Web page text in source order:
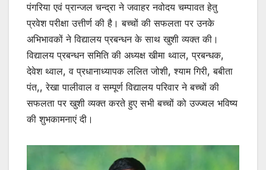
पंगरिया एवं प्रान्जल चन्द्रा ने जवाहर नवोदय चम्पावत हेतु
प्रवेश परीक्षा उत्तीर्ण की है। बच्चों की सफलता पर उनके
अभिभावकों ने विद्यालय प्रबन्धन के साथ खुशी व्यक्त की।
विद्यालय प्रबन्धन समिति की अध्यक्ष खीमा थ्वाल, प्रबन्धक,
देवेश थ्वाल, व प्रधानाध्यापक ललित जोशी, श्याम गिरी, बबीता
पंत,, रेखा पालीवाल व सम्पूर्ण विद्यालय परिवार ने बच्चों की
सफलता पर खुशी व्यक्त करते हुए सभी बच्चों को उज्ज्वल भविष्य
की शुभकामनाएं दी।